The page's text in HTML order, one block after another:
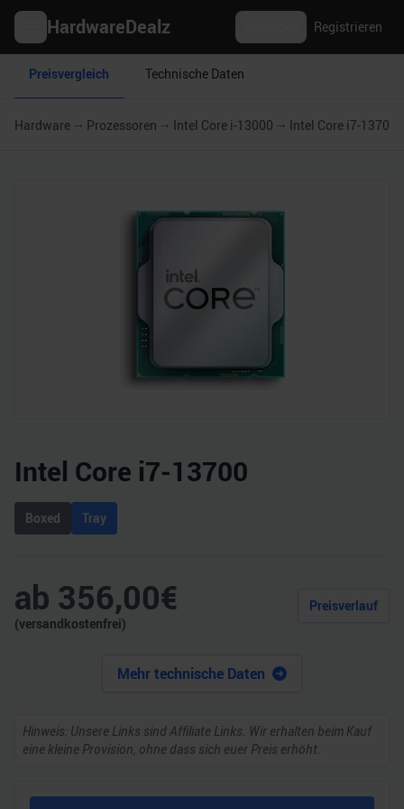
HardwareDealz Registrieren
Preisvergleich Technische Daten
Hardware Prozessoren Intel Core i-13000 Intel Core i7-13700
Intel Core i7-13700
Boxed Tray
ab 356,00€
(versandkostenfrei)
Preisverlauf
Mehr technische Daten
Hinweis: Unsere Links sind Affiliate Links. Wir erhalten beim Kauf
eine kleine Provision, ohne dass sich euer Preis erhöht.